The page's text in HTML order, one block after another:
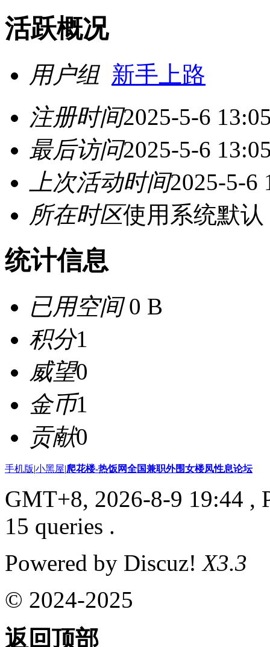
活跃概况
用户组 新手上路
注册时间2025-5-6
最后访问2025-5-6
上次活动时间2025-5-6
所在时区使用系统默认
统计信息
已用空间0 B
积分1
威望0
金币1
贡献0
手机版|小黑屋|爬花楼-热饭网全国兼职外围女楼凤性息论坛
GMT+8, 2026-8-9 19:44 ,
15 queries .
Powered by Discuz!X3.3
© 2024-2025
返回顶部